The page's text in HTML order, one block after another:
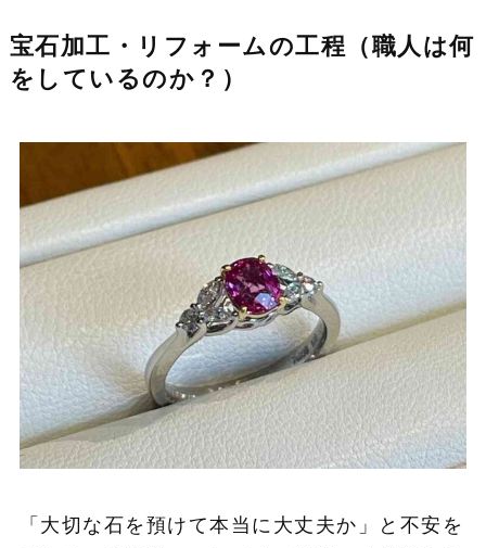
宝石加工・リフォームの工程（職人は何
をしているのか？）
「大切な石を預けて本当に大丈夫か」と不安を